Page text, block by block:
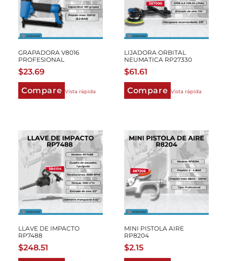
GRAPADORA V8016
PROFESIONAL
$23.69
Compare Vista rápida
LIJADORA ORBITAL
NEUMATICA RP27330
$61.61
Compare Vista rápida
LLAVE DE IMPACTO
RP7488
$248.51
MINI PISTOLA AIRE
RP8204
$2.15